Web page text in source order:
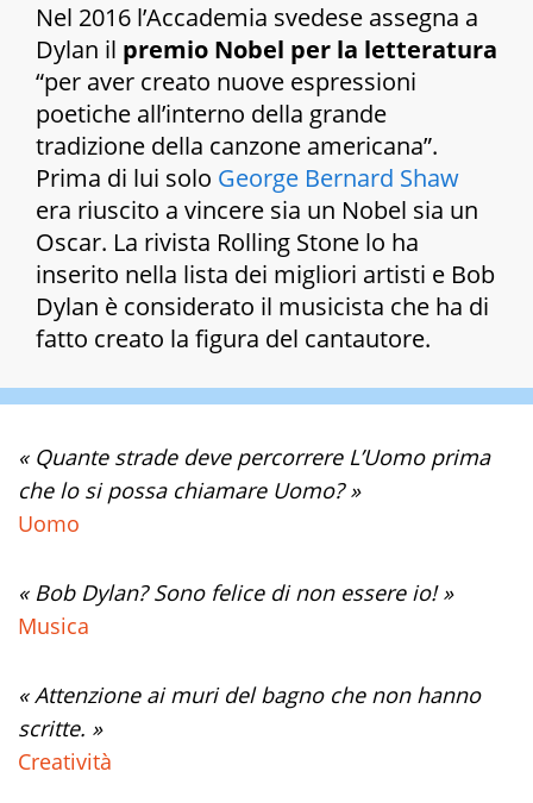
Nel 2016 l’Accademia svedese assegna a
Dylan il premio Nobel per la letteratura
“per aver creato nuove espressioni
poetiche all’interno della grande
tradizione della canzone americana”.
Prima di lui solo George Bernard Shaw
era riuscito a vincere sia un Nobel sia un
Oscar. La rivista Rolling Stone lo ha
inserito nella lista dei migliori artisti e Bob
Dylan è considerato il musicista che ha di
fatto creato la figura del cantautore.
« Quante strade deve percorrere L’Uomo prima
che lo si possa chiamare Uomo? »
Uomo
« Bob Dylan? Sono felice di non essere io! »
Musica
« Attenzione ai muri del bagno che non hanno
scritte. »
Creatività